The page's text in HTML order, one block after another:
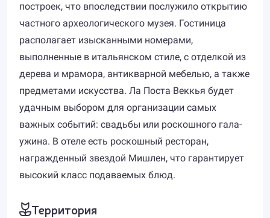
построек, что впоследствии послужило открытию
частного археологического музея. Гостиница
располагает изысканными номерами,
выполненные в итальянском стиле, с отделкой из
дерева и мрамора, антикварной мебелью, а также
предметами искусства. Ла Поста Веккья будет
удачным выбором для организации самых
важных событий: свадьбы или роскошного гала-
ужина. В отеле есть роскошный ресторан,
награжденный звездой Мишлен, что гарантирует
высокий класс подаваемых блюд.
Территория